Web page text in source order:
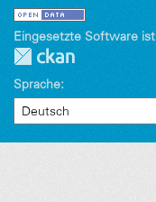
Eingesetzte Software ist
Sprache